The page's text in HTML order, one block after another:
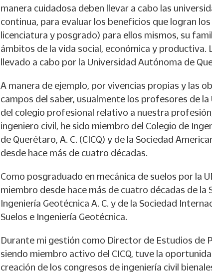
manera cuidadosa deben llevar a cabo las
continua, para evaluar los beneficios que logran
licenciatura y posgrado) para ellos mismos, su
ámbitos de la vida social, económica y productiva.
llevado a cabo por la Universidad Autónoma de
A manera de ejemplo, por vivencias propias y las
campos del saber, usualmente los profesores de
del colegio profesional relativo a nuestra
ingeniero civil, he sido miembro del Colegio de
de Querétaro, A. C. (CICQ) y de la Sociedad
desde hace más de cuatro décadas.
Como posgraduado en mecánica de suelos por la
miembro desde hace más de cuatro décadas de la
Ingeniería Geotécnica A. C. y de la Sociedad
Suelos e Ingeniería Geotécnica.
Durante mi gestión como Director de Estudios de
siendo miembro activo del CICQ, tuve la
creación de los congresos de ingeniería civil